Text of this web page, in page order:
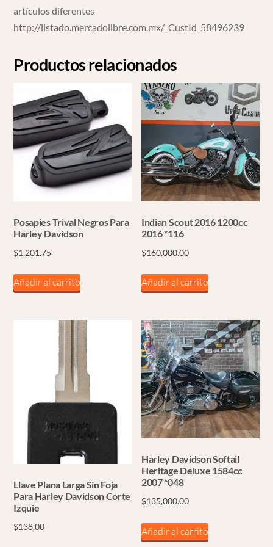
artículos diferentes
http://listado.mercadolibre.com.mx/_CustId_58496239
Productos relacionados
Posapies Trival Negros Para
Harley Davidson
$1,201.75
Añadir al carrito
Indian Scout 2016 1200cc
2016 *116
$160,000.00
Añadir al carrito
Llave Plana Larga Sin Foja
Para Harley Davidson Corte
Izquie
$138.00
Harley Davidson Softail
Heritage Deluxe 1584cc
2007 *048
$135,000.00
Añadir al carrito